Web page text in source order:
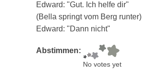
Edward: "Gut. Ich helfe dir"
(Bella springt vom Berg runter)
Edward: "Dann nicht"
Abstimmen:
No votes yet